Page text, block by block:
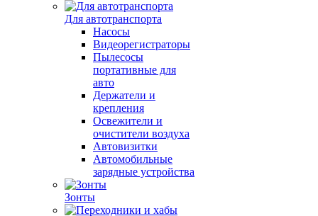
Для автотранспорта
Насосы
Видеорегистраторы
Пылесосы
портативные для
авто
Держатели и
крепления
Освежители и
очистители воздуха
Автовизитки
Автомобильные
зарядные устройства
Зонты